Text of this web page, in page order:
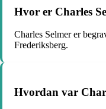
Hvor er Charles
Charles Selmer er
Frederiksberg.
Hvordan var